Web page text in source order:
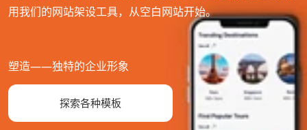
用我们的网站架设工具，从空白网站开始。
塑造——独特的企业形象
探索各种模板